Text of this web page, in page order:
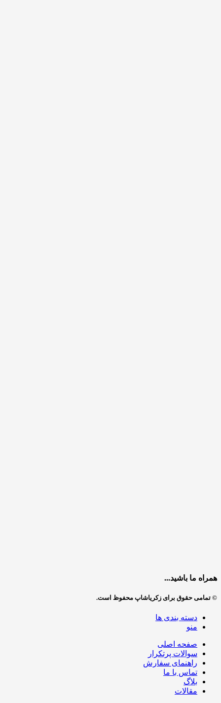
همراه ما باشید...
© تمامی حقوق برای زکریاشاپ محفوظ است.
دسته بندی ها
منو
صفحه اصلی
سوالات پرتکرار
راهنمای سفارش
تماس با ما
بلاگ
مقالات